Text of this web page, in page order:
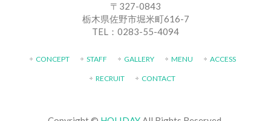
〒327-0843
栃木県佐野市堀米町616-7
TEL：0283-55-4094
CONCEPT STAFF GALLERY MENU ACCESS
RECRUIT CONTACT